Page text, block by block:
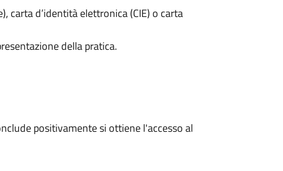
carta d’identità elettronica (CIE) o carta
della pratica.
positivamente si ottiene l'accesso al